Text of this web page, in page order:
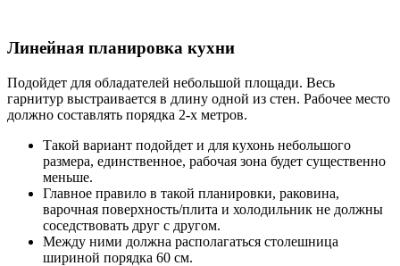
Линейная планировка кухни
Подойдет для обладателей небольшой площади. Весь
гарнитур выстраивается в длину одной из стен. Рабочее место
должно составлять порядка 2-х метров.
Такой вариант подойдет и для кухонь небольшого
размера, единственное, рабочая зона будет существенно
меньше.
Главное правило в такой планировки, раковина,
варочная поверхность/плита и холодильник не должны
соседствовать друг с другом.
Между ними должна располагаться столешница
шириной порядка 60 см.